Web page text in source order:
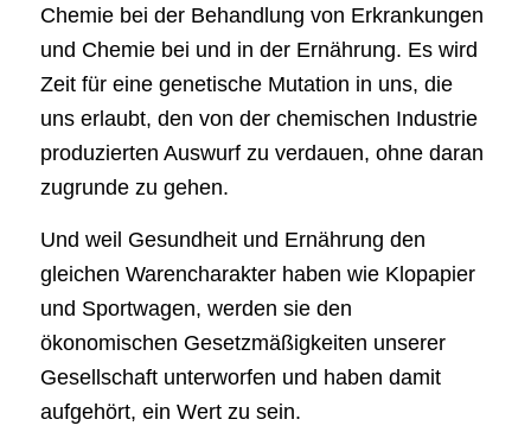
Chemie bei der Behandlung von Erkrankungen
und Chemie bei und in der Ernährung. Es wird
Zeit für eine genetische Mutation in uns, die
uns erlaubt, den von der chemischen Industrie
produzierten Auswurf zu verdauen, ohne daran
zugrunde zu gehen.
Und weil Gesundheit und Ernährung den
gleichen Warencharakter haben wie Klopapier
und Sportwagen, werden sie den
ökonomischen Gesetzmäßigkeiten unserer
Gesellschaft unterworfen und haben damit
aufgehört, ein Wert zu sein.